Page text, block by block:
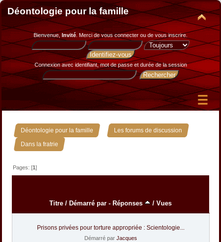
Déontologie pour la famille
Bienvenue, Invité. Merci devous connecter ou de vous inscrire.
Connexion avec identifiant, mot de passe et durée de la session
Déontologie pour la famille » Les forums de discussion »
Dans la fratrie
Pages: [1]
Titre / Démarré par - Réponses / Vues
Prisons privées pour torture appropriée : Scientologie...
Démarré par Jacques